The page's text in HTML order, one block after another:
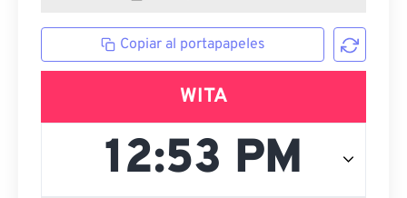
Copiar al portapapeles
WITA